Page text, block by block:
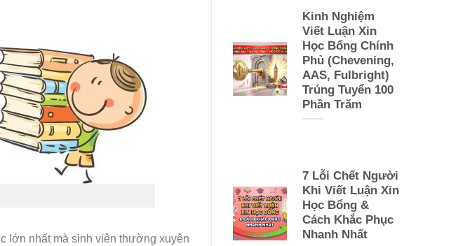
lớn nhất mà sinh viên thường xuyên
Kinh Nghiệm
Viết Luận Xin
Học Bổng Chính
Phủ (Chevening,
AAS, Fulbright)
Trúng Tuyển 100
Phần Trăm
7 Lỗi Chết Người
Khi Viết Luận Xin
Học Bổng &
Cách Khắc Phục
Nhanh Nhất